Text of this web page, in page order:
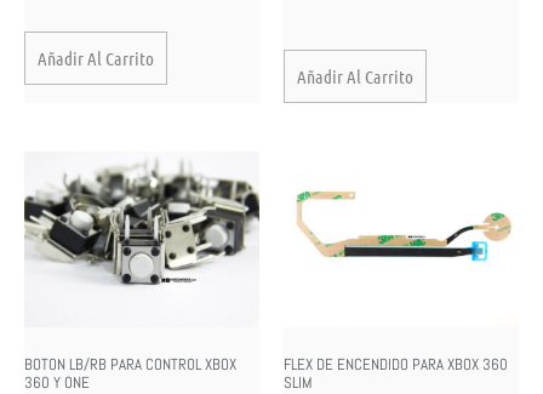
Añadir Al Carrito
Añadir Al Carrito
BOTON LB/RB PARA CONTROL XBOX
360 Y ONE
FLEX DE ENCENDIDO PARA XBOX 360
SLIM